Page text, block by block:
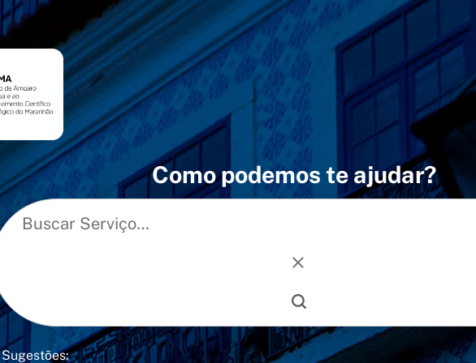
Como podemos te ajudar?
Sugestões: